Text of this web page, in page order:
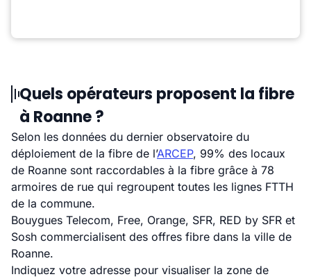
Quels opérateurs proposent la fibre
à Roanne ?
Selon les données du dernier observatoire du
déploiement de la fibre de l’ARCEP, 99% des locaux
de Roanne sont raccordables à la fibre grâce à 78
armoires de rue qui regroupent toutes les lignes FTTH
de la commune.
Bouygues Telecom, Free, Orange, SFR, RED by SFR et
Sosh commercialisent des offres fibre dans la ville de
Roanne.
Indiquez votre adresse pour visualiser la zone de